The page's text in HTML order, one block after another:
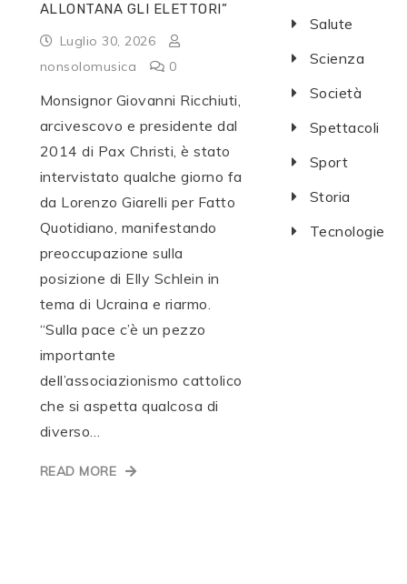
ALLONTANA GLI ELETTORI”
Luglio 30, 2026
nonsolomusica
0
Monsignor Giovanni Ricchiuti,
arcivescovo e presidente dal
2014 di Pax Christi, è stato
intervistato qualche giorno fa
da Lorenzo Giarelli per Fatto
Quotidiano, manifestando
preoccupazione sulla
posizione di Elly Schlein in
tema di Ucraina e riarmo.
“Sulla pace c’è un pezzo
importante
dell’associazionismo cattolico
che si aspetta qualcosa di
diverso…
READ MORE
Salute
Scienza
Società
Spettacoli
Sport
Storia
Tecnologie